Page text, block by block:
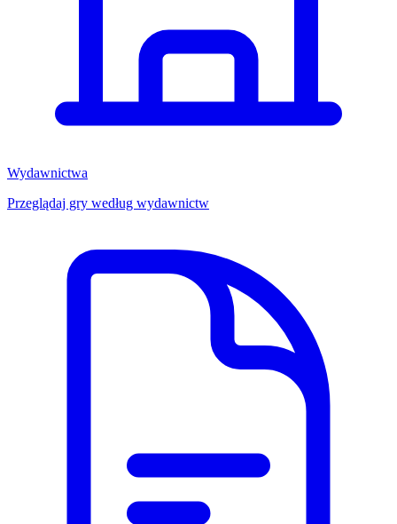
Wydawnictwa
Przeglądaj gry według wydawnictw